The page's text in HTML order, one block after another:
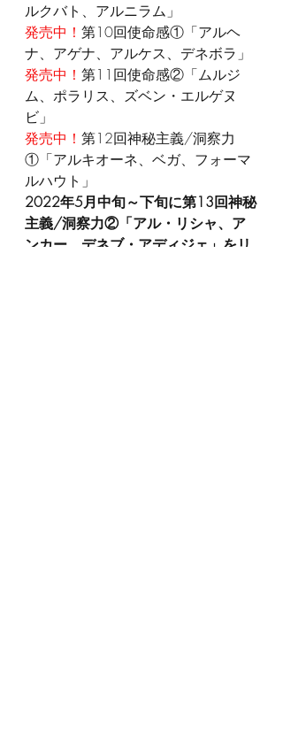
ルクバト、アルニラム」
発売中！ 第10回使命感①「アルヘ
ナ、アゲナ、アルケス、デネボラ」
発売中！ 第11回使命感②「ムルジ
ム、ポラリス、ズベン・エルゲヌ
ビ」
発売中！ 第12回神秘主義/洞察力
①「アルキオーネ、ベガ、フォーマ
ルハウト」
2022年5月中旬～下旬に第13回神秘
主義/洞察力②「アル・リシャ、ア
ンカー、デネブ・アディジェ」をリ